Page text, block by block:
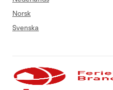
Norsk
Svenska